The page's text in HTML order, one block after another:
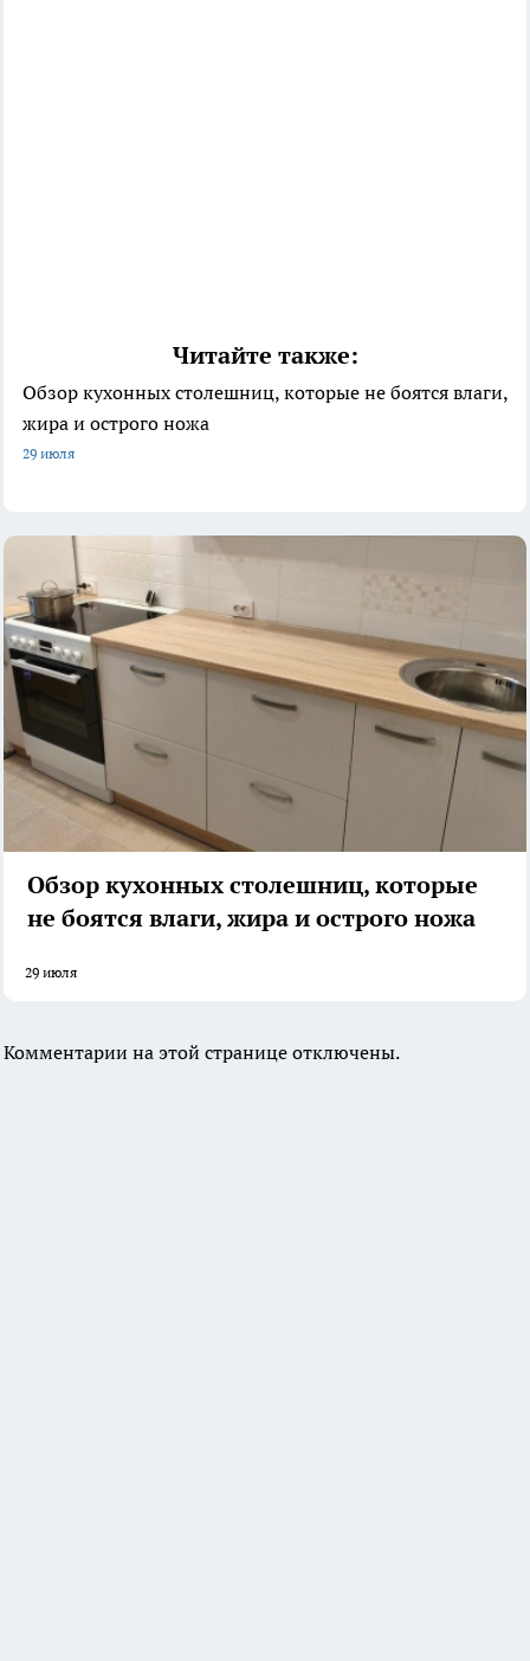
Читайте также:
Обзор кухонных столешниц, которые не боятся влаги,
жира и острого ножа
29 июля
Обзор кухонных столешниц, которые
не боятся влаги, жира и острого ножа
29 июля
Комментарии на этой странице отключены.